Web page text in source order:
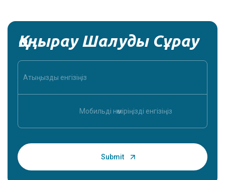
Қоңырау Шалуды Сұрау